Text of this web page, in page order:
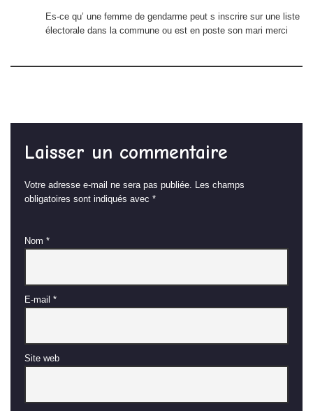
Es-ce qu’ une femme de gendarme peut s inscrire sur une liste
électorale dans la commune ou est en poste son mari merci
Laisser un commentaire
Votre adresse e-mail ne sera pas publiée. Les champs
obligatoires sont indiqués avec *
Nom *
E-mail *
Site web